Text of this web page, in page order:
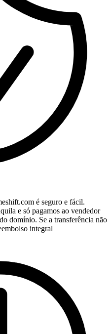
é seguro e fácil.
e só pagamos ao vendedor
domínio. Se a transferência não
integral